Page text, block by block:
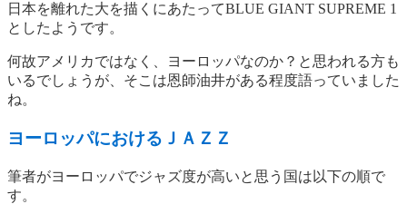
日本を離れた大を描くにあたってBLUE GIANT SUPREME 1
としたようです。
何故アメリカではなく、ヨーロッパなのか？と思われる方も
いるでしょうが、そこは恩師油井がある程度語っていました
ね。
ヨーロッパにおけるＪＡＺＺ
筆者がヨーロッパでジャズ度が高いと思う国は以下の順で
す。